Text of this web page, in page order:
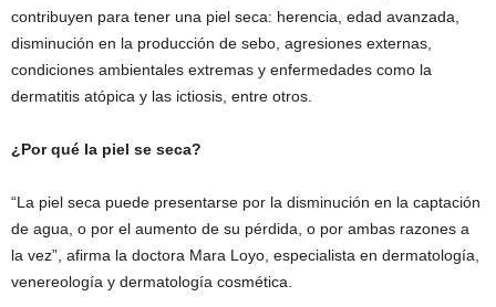
contribuyen para tener una piel seca: herencia, edad avanzada,
disminución en la producción de sebo, agresiones externas,
condiciones ambientales extremas y enfermedades como la
dermatitis atópica y las ictiosis, entre otros.
¿Por qué la piel se seca?
“La piel seca puede presentarse por la disminución en la captación
de agua, o por el aumento de su pérdida, o por ambas razones a
la vez”, afirma la doctora Mara Loyo, especialista en dermatología,
venereología y dermatología cosmética.